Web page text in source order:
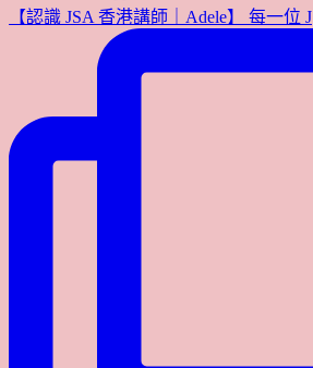
【認識 JSA 香港講師｜Adele】 每一位 J